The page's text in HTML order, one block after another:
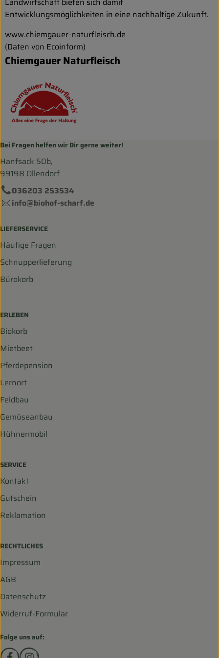
Entwicklungsmöglichkeiten in eine nachhaltige Zukunft.
www.chiemgauer-naturfleisch.de
(Daten von Ecoinform)
Chiemgauer Naturfleisch
Bei Fragen helfen wir Dir gerne weiter!
Hanfsack 50b,
99198 Ollendorf
036203 253534
info@biohof-scharf.de
LIEFERSERVICE
Häufige Fragen
Schnupperlieferung
Bürokorb
ERLEBEN
Biokorb
Mietbeet
Pferdepension
Lernort
Feldbau
Gemüseanbau
Hühnermobil
SERVICE
Kontakt
Gutschein
Reklamation
RECHTLICHES
Impressum
AGB
Datenschutz
Widerruf-Formular
Folge uns auf:
Externer Link zu https://www.facebook.com/
Externer Link zu https://www.instagram.com/